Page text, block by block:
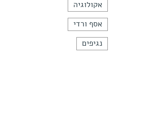
אקולוגיה
אסף ורדי
נגיפים